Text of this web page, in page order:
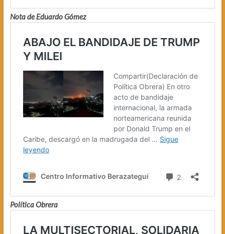
Nota de Eduardo Gómez
Política Obrera